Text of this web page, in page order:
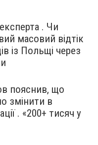
. Чи
масовий відтік
із Польщі через
пояснив, що
змінити в
. «200+ тисяч у